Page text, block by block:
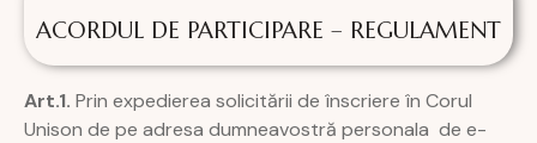
ACORDUL DE PARTICIPARE – REGULAMENT
Art.1. Prin expedierea solicitării de înscriere în Corul
Unison de pe adresa dumneavostră personala de e-